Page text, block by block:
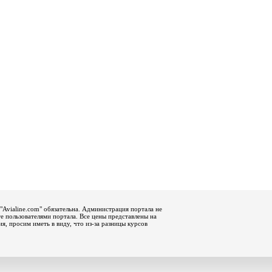
обязательна. Администрация портала не
пользователями портала. Все цены представлены на
просим иметь в виду, что из-за разницы курсов